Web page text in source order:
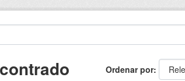
Ordenar por